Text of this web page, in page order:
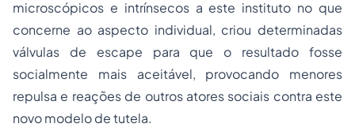
microscópicos e intrínsecos a este instituto no que
concerne ao aspecto individual, criou determinadas
válvulas de escape para que o resultado fosse
socialmente mais aceitável, provocando menores
repulsa e reações de outros atores sociais contra este
novo modelo de tutela.